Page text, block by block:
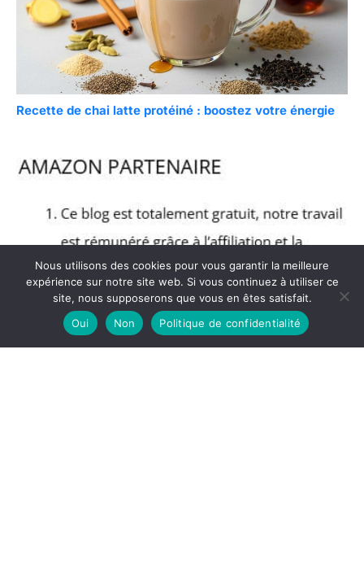
Recette de chai latte protéiné : boostez votre énergie
Nous utilisons des cookies pour vous garantir la meilleure
expérience sur notre site web. Si vous continuez à utiliser ce
site, nous supposerons que vous en êtes satisfait.
Oui
Non Politique de confidentialité